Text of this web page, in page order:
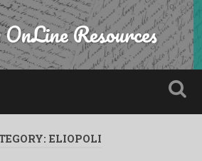
Resources
ELIOPOLI